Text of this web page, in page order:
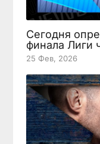
Сегодня
финала Лиги
25 Фев, 2026